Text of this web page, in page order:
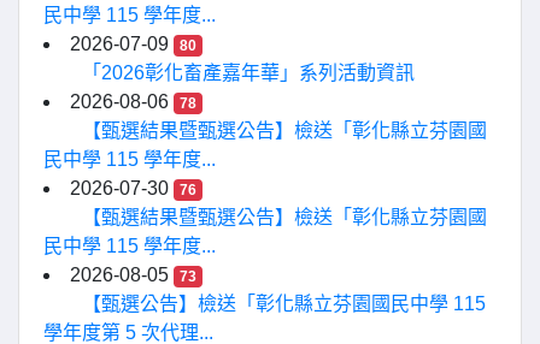
民中學 115 學年度...
2026-07-09
80
「2026彰化畜產嘉年華」系列活動資訊
2026-08-06
78
【甄選結果暨甄選公告】檢送「彰化縣立芬園國
民中學 115 學年度...
2026-07-30
76
【甄選結果暨甄選公告】檢送「彰化縣立芬園國
民中學 115 學年度...
2026-08-05
73
【甄選公告】檢送「彰化縣立芬園國民中學 115
學年度第 5 次代理...